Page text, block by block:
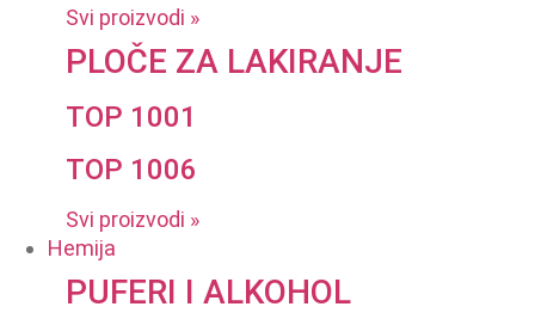
Svi proizvodi »
PLOČE ZA LAKIRANJE
TOP 1001
TOP 1006
Svi proizvodi »
Hemija
PUFERI I ALKOHOL